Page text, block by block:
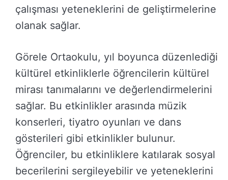
çalışması yeteneklerini de geliştirmelerine
olanak sağlar.
Görele Ortaokulu, yıl boyunca düzenlediği
kültürel etkinliklerle öğrencilerin kültürel
mirası tanımalarını ve değerlendirmelerini
sağlar. Bu etkinlikler arasında müzik
konserleri, tiyatro oyunları ve dans
gösterileri gibi etkinlikler bulunur.
Öğrenciler, bu etkinliklere katılarak sosyal
becerilerini sergileyebilir ve yeteneklerini